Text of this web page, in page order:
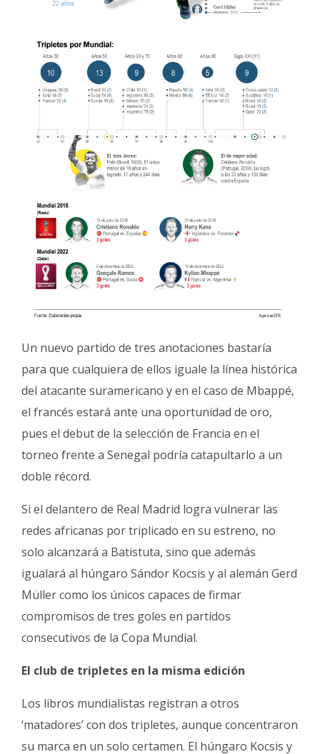
Un nuevo partido de tres anotaciones bastaría
para que cualquiera de ellos iguale la línea histórica
del atacante suramericano y en el caso de Mbappé,
el francés estará ante una oportunidad de oro,
pues el debut de la selección de Francia en el
torneo frente a Senegal podría catapultarlo a un
doble récord.
Si el delantero de Real Madrid logra vulnerar las
redes africanas por triplicado en su estreno, no
solo alcanzará a Batistuta, sino que además
igualará al húngaro Sándor Kocsis y al alemán Gerd
Müller como los únicos capaces de firmar
compromisos de tres goles en partidos
consecutivos de la Copa Mundial.
El club de tripletes en la misma edición
Los libros mundialistas registran a otros
‘matadores’ con dos tripletes, aunque concentraron
su marca en un solo certamen. El húngaro Kocsis y